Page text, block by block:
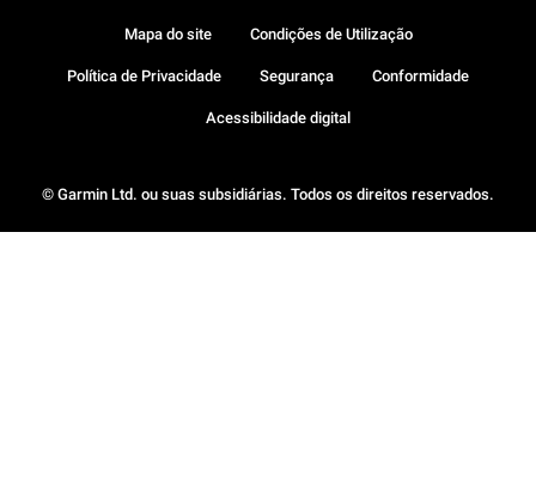
© Garmin Ltd. ou suas subsidiárias. Todos os direitos reservados.
Mapa do site Condições de Utilização
Política de Privacidade Segurança Conformidade
Acessibilidade digital